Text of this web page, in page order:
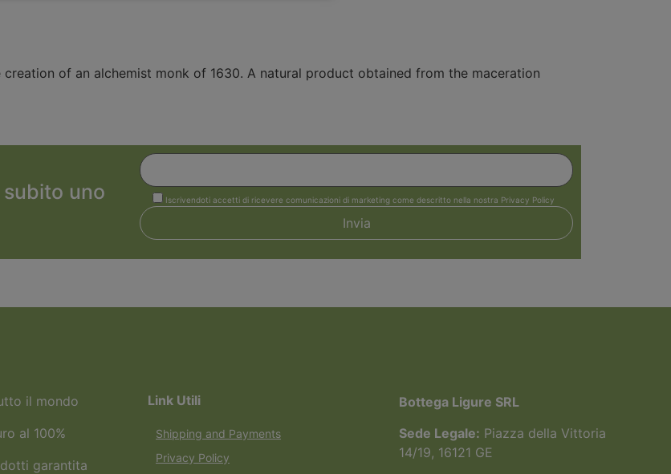
of an alchemist monk of 1630. A natural product obtained from the maceration
uno
Iscrivendoti accetti di ricevere comunicazioni di marketing come descritto nella nostra Privacy Policy
il mondo
al 100%
garantita
Link Utili
Shipping and Payments
Privacy Policy
Bottega Ligure SRL
Sede Legale: Piazza della Vittoria
14/19, 16121 GE